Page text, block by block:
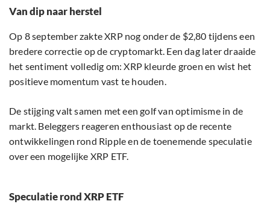
Van dip naar herstel
Op 8 september zakte XRP nog onder de $2,80 tijdens een
bredere correctie op de cryptomarkt. Een dag later draaide
het sentiment volledig om: XRP kleurde groen en wist het
positieve momentum vast te houden.
De stijging valt samen met een golf van optimisme in de
markt. Beleggers reageren enthousiast op de recente
ontwikkelingen rond Ripple en de toenemende speculatie
over een mogelijke XRP ETF.
Speculatie rond XRP ETF